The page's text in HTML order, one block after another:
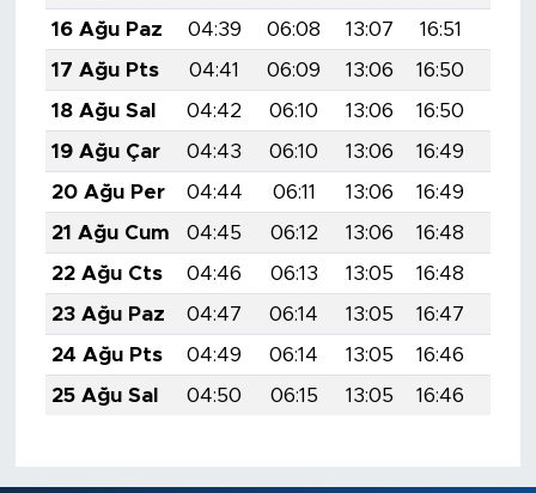
16 Ağu Paz
04:39 06:08 13:07 16:51
17 Ağu Pts
04:41 06:09 13:06 16:50
18 Ağu Sal
04:42 06:10 13:06 16:50
19 Ağu Çar
04:43 06:10 13:06 16:49
20 Ağu Per
04:44 06:11 13:06 16:49
21 Ağu Cum
04:45 06:12 13:06 16:48
22 Ağu Cts
04:46 06:13 13:05 16:48
23 Ağu Paz
04:47 06:14 13:05 16:47
24 Ağu Pts
04:49 06:14 13:05 16:46
25 Ağu Sal
04:50 06:15 13:05 16:46